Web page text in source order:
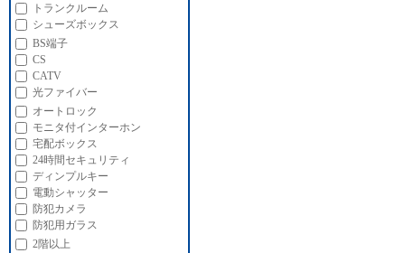
トランクルーム
シューズボックス
BS端子
CS
CATV
光ファイバー
オートロック
モニタ付インターホン
宅配ボックス
24時間セキュリティ
ディンプルキー
電動シャッター
防犯カメラ
防犯用ガラス
2階以上